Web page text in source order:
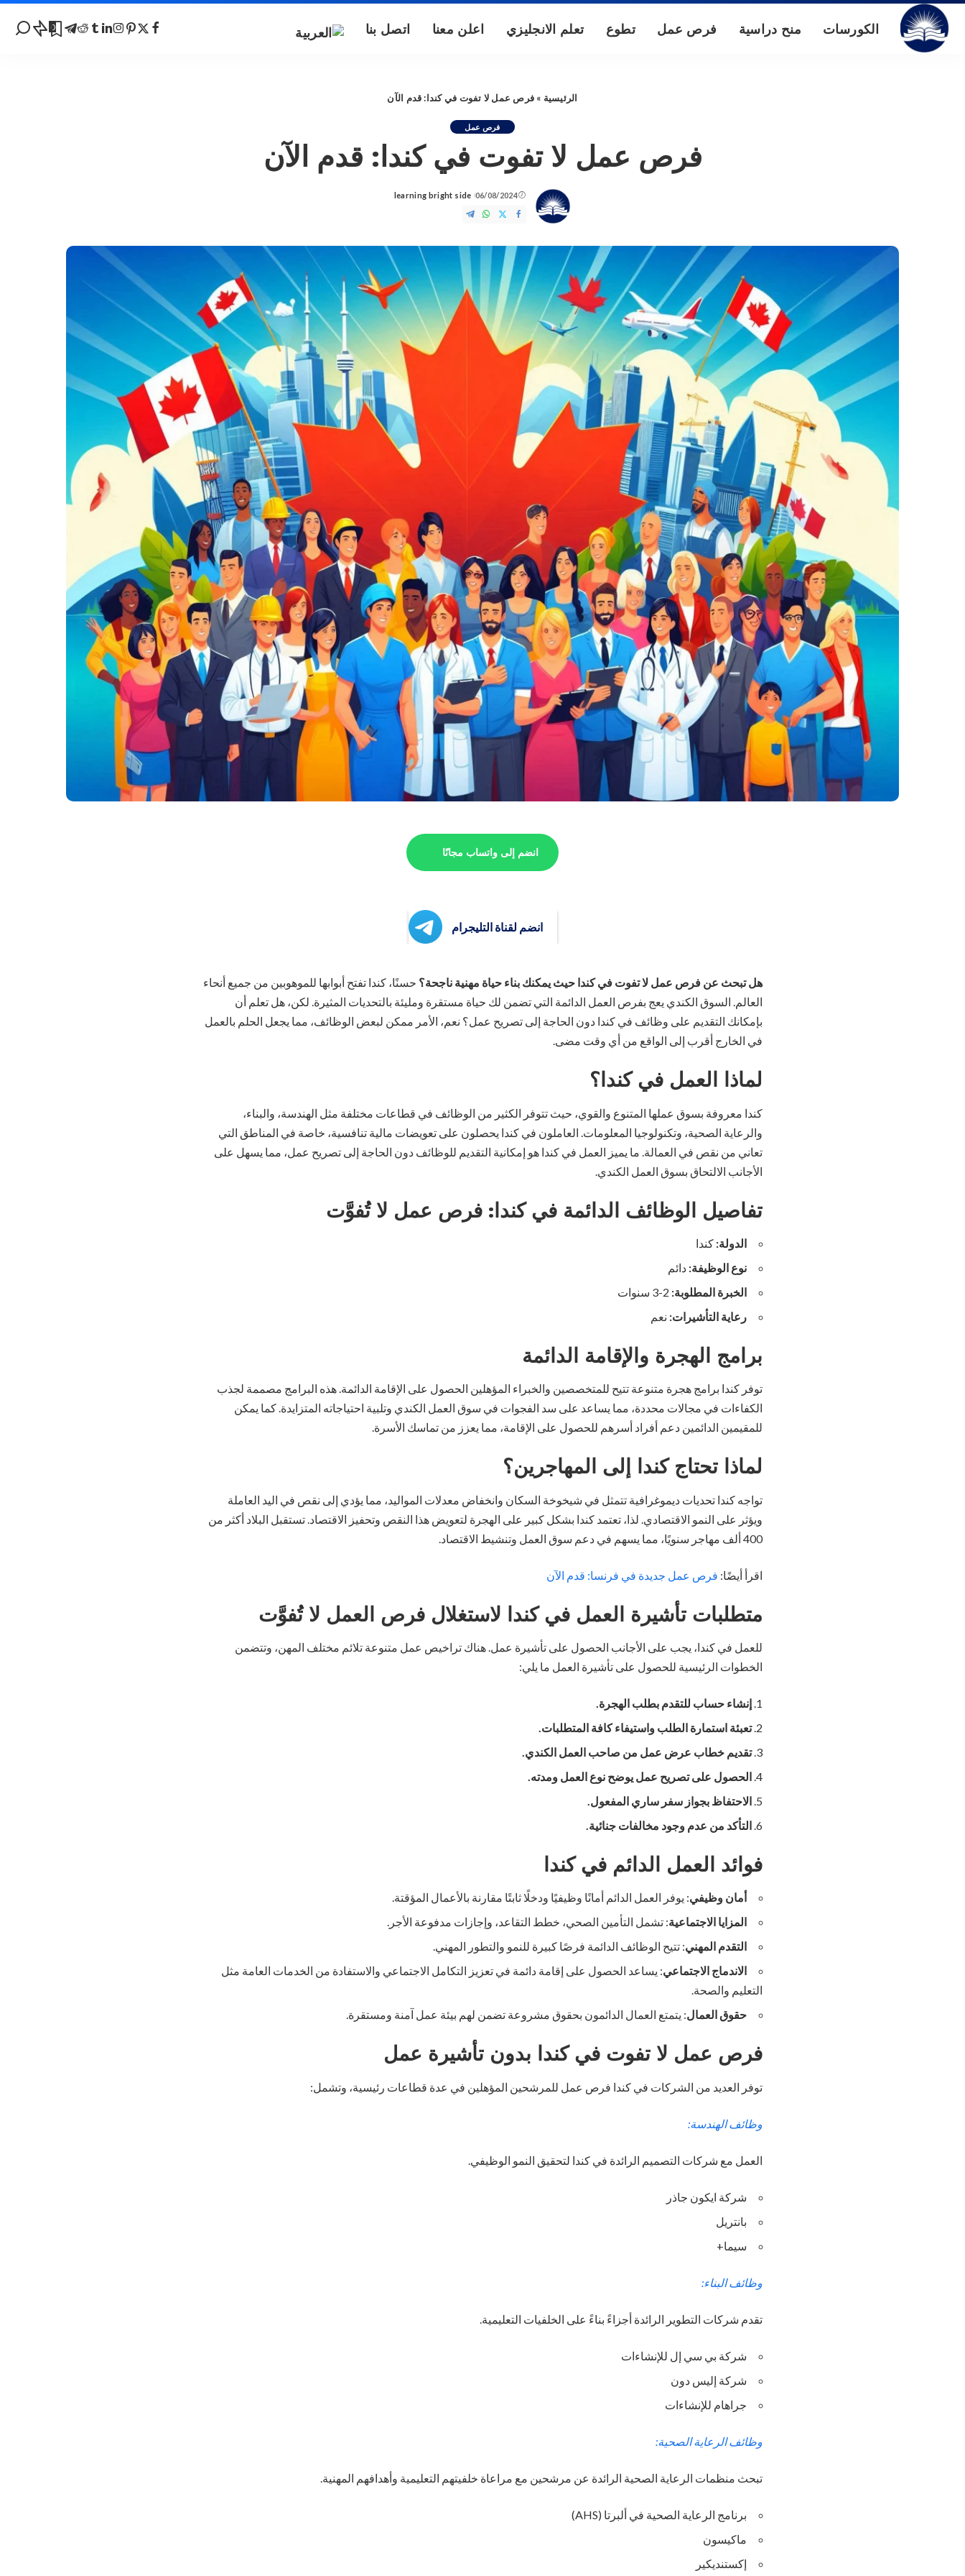
الكورسات منح دراسية فرص عمل تطوع تعلم الانجليزي اعلن معنا اتصل بنا 0
الرئيسية » فرص عمل لا تفوت في كندا: قدم الآن
فرص عمل
فرص عمل لا تفوت في كندا: قدم الآن
06/08/2024
Posted
by
learning bright side
انضم إلى واتساب مجانًا
انضم لقناة التليجرام
هل تبحث عن فرص عمل لا تفوت في كندا حيث يمكنك بناء حياة مهنية ناجحة؟ حسنًا، كندا تفتح أبوابها للموهوبين من جميع أنحاء
العالم. السوق الكندي يعج بفرص العمل الدائمة التي تضمن لك حياة مستقرة ومليئة بالتحديات المثيرة. لكن، هل تعلم أن
بإمكانك التقديم على وظائف في كندا دون الحاجة إلى تصريح عمل؟ نعم، الأمر ممكن لبعض الوظائف، مما يجعل الحلم بالعمل
في الخارج أقرب إلى الواقع من أي وقت مضى.
لماذا العمل في كندا؟
كندا معروفة بسوق عملها المتنوع والقوي، حيث تتوفر الكثير من الوظائف في قطاعات مختلفة مثل الهندسة، والبناء،
والرعاية الصحية، وتكنولوجيا المعلومات. العاملون في كندا يحصلون على تعويضات مالية تنافسية، خاصة في المناطق التي
تعاني من نقص في العمالة. ما يميز العمل في كندا هو إمكانية التقديم للوظائف دون الحاجة إلى تصريح عمل، مما يسهل على
الأجانب الالتحاق بسوق العمل الكندي.
تفاصيل الوظائف الدائمة في كندا: فرص عمل لا تُفوَّت
الدولة: كندا
نوع الوظيفة: دائم
الخبرة المطلوبة:
رعاية التأشيرات: نعم
برامج الهجرة والإقامة الدائمة
توفر كندا برامج هجرة متنوعة تتيح للمتخصصين والخبراء المؤهلين الحصول على الإقامة الدائمة. هذه البرامج مصممة لجذب
الكفاءات في مجالات محددة، مما يساعد على سد الفجوات في سوق العمل الكندي وتلبية احتياجاته المتزايدة. كما يمكن
للمقيمين الدائمين دعم أفراد أسرهم للحصول على الإقامة، مما يعزز من تماسك الأسرة.
لماذا تحتاج كندا إلى المهاجرين؟
تواجه كندا تحديات ديموغرافية تتمثل في شيخوخة السكان وانخفاض معدلات المواليد، مما يؤدي إلى نقص في اليد العاملة
ويؤثر على النمو الاقتصادي. لذا، تعتمد كندا بشكل كبير على الهجرة لتعويض هذا النقص وتحفيز الاقتصاد. تستقبل البلاد أكثر من
400 ألف مهاجر سنويًا، مما يسهم في دعم سوق العمل وتنشيط الاقتصاد.
اقرأ أيضًا: فرص عمل جديدة في فرنسا: قدم الآن
متطلبات تأشيرة العمل في كندا لاستغلال فرص العمل لا تُفوَّت
للعمل في كندا، يجب على الأجانب الحصول على تأشيرة عمل. هناك تراخيص عمل متنوعة تلائم مختلف المهن، وتتضمن
الخطوات الرئيسية للحصول على تأشيرة العمل ما يلي:
إنشاء حساب للتقدم بطلب الهجرة.
تعبئة استمارة الطلب واستيفاء كافة المتطلبات.
تقديم خطاب عرض عمل من صاحب العمل الكندي.
الحصول على تصريح عمل يوضح نوع العمل ومدته.
الاحتفاظ بجواز سفر ساري المفعول.
التأكد من عدم وجود مخالفات جنائية.
فوائد العمل الدائم في كندا
أمان وظيفي: يوفر العمل الدائم أمانًا وظيفيًا ودخلًا ثابتًا مقارنة بالأعمال المؤقتة.
المزايا الاجتماعية: تشمل التأمين الصحي، خطط التقاعد، وإجازات مدفوعة الأجر.
التقدم المهني: تتيح الوظائف الدائمة فرصًا كبيرة للنمو والتطور المهني.
الاندماج الاجتماعي: يساعد الحصول على إقامة دائمة في تعزيز التكامل الاجتماعي والاستفادة من الخدمات العامة مثل
التعليم والصحة.
حقوق العمال: يتمتع العمال الدائمون بحقوق مشروعة تضمن لهم بيئة عمل آمنة ومستقرة.
فرص عمل لا تفوت في كندا بدون تأشيرة عمل
توفر العديد من الشركات في كندا فرص عمل للمرشحين المؤهلين في عدة قطاعات رئيسية، وتشمل:
وظائف الهندسة:
العمل مع شركات التصميم الرائدة في كندا لتحقيق النمو الوظيفي.
شركة ايكون جاذر
بانتريل
سيما+
وظائف البناء:
تقدم شركات التطوير الرائدة أجزاءً بناءً على الخلفيات التعليمية.
شركة بي سي إل للإنشاءات
شركة إليس دون
جراهام للإنشاءات
وظائف الرعاية الصحية:
تبحث منظمات الرعاية الصحية الرائدة عن مرشحين مع مراعاة خلفيتهم التعليمية وأهدافهم المهنية.
برنامج الرعاية الصحية في ألبرتا (AHS)
ماكيسون
إكستنديكير